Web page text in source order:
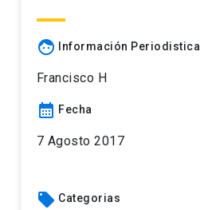
face Información Periodistica
Francisco H
calendar_month Fecha
7 Agosto 2017
local_offer Categorias